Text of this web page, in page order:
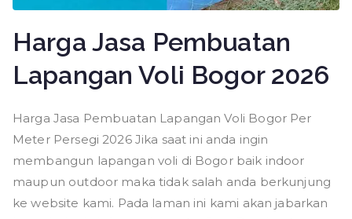
Harga Jasa Pembuatan
Lapangan Voli Bogor 2026
Harga Jasa Pembuatan Lapangan Voli Bogor Per
Meter Persegi 2026 Jika saat ini anda ingin
membangun lapangan voli di Bogor baik indoor
maupun outdoor maka tidak salah anda berkunjung
ke website kami. Pada laman ini kami akan jabarkan